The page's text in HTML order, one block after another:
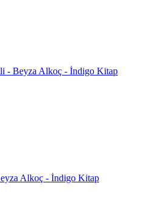
- Beyza Alkoç - İndigo Kitap